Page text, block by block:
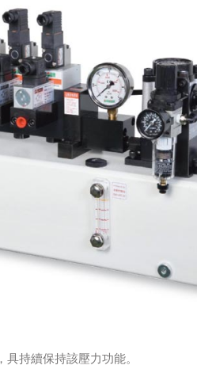
持續保持該壓力功能。